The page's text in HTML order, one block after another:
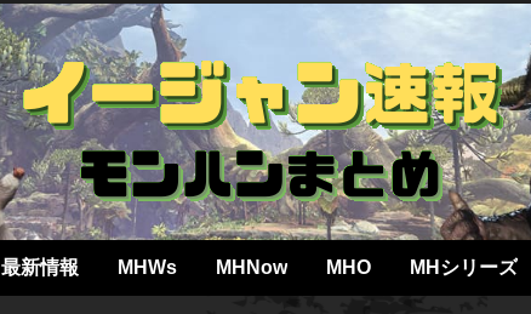
最新情報 MHWs MHNow MHO MHシリーズ